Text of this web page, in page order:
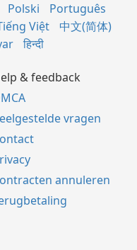
Polski
Português
Việt
中文(简体)
हिन्दी
& feedback
vragen
annuleren